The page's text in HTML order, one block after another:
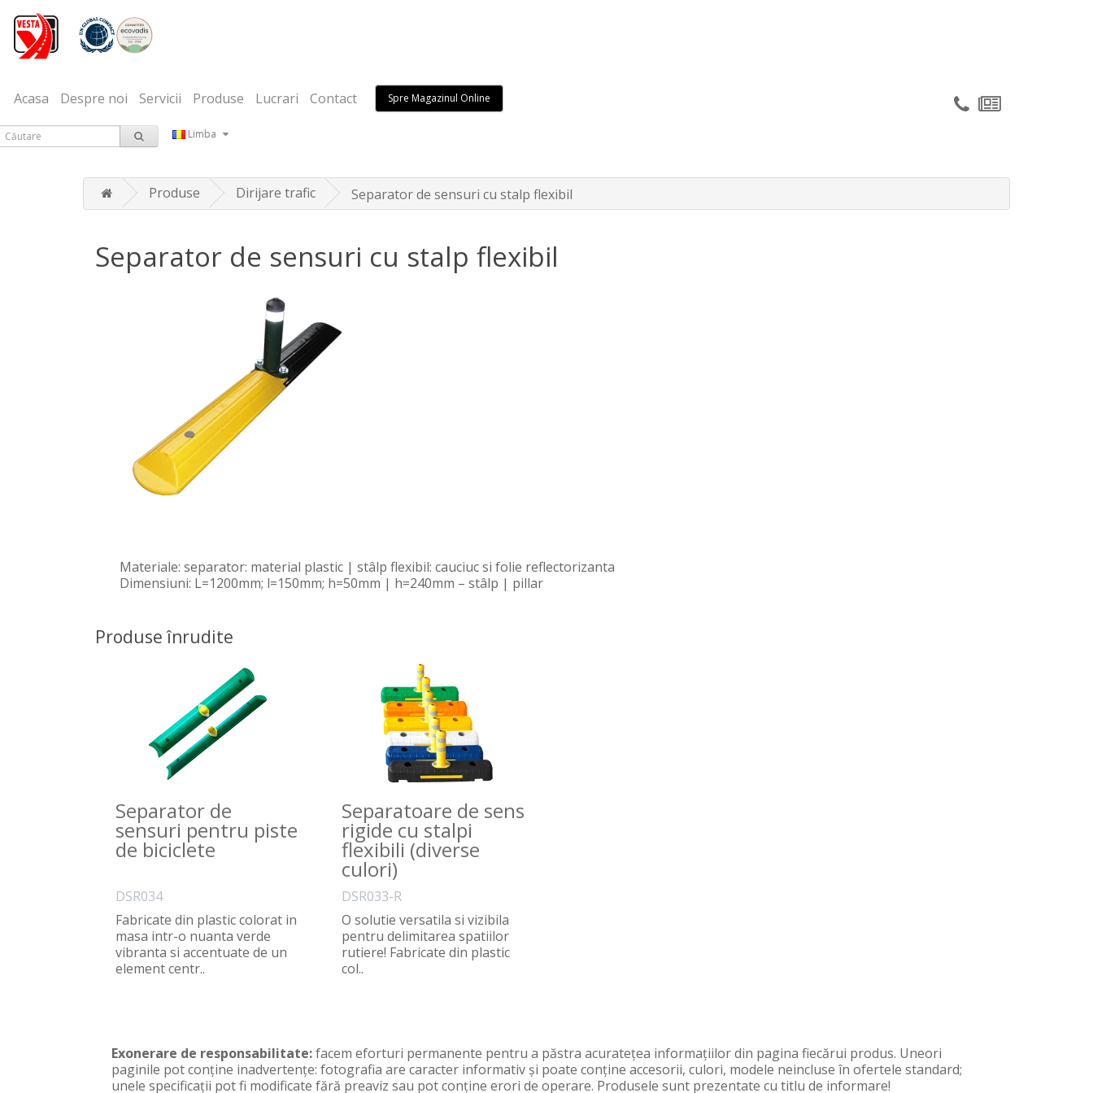
Acasa Despre noi Servicii Produse Lucrari Contact Spre Magazinul Online
Limba
Produse Dirijare trafic Separator de sensuri cu stalp flexibil
Separator de sensuri cu stalp flexibil
Materiale: separator: material plastic | stâlp flexibil: cauciuc si folie reflectorizanta
Dimensiuni: L=1200mm; l=150mm; h=50mm | h=240mm – stâlp | pillar
Produse înrudite
Separator de
sensuri pentru piste
de biciclete
DSR034
Fabricate din plastic colorat in
masa intr-o nuanta verde
vibranta si accentuate de un
element centr..
Separatoare de sens
rigide cu stalpi
flexibili (diverse
culori)
DSR033-R
O solutie versatila si vizibila
pentru delimitarea spatiilor
rutiere! Fabricate din plastic
col..
Exonerare de responsabilitate:facem eforturi permanente pentru a păstra acurateţea informaţiilor din pagina fiecărui produs. Uneori
paginile pot conţine inadvertenţe: fotografia are caracter informativ şi poate conţine accesorii, culori, modele neincluse în ofertele standard;
unele specificaţii pot fi modificate fără preaviz sau pot conţine erori de operare. Produsele sunt prezentate cu titlu de informare!